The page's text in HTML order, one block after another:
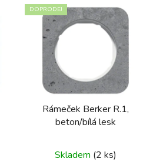
DOPRODEJ
Rámeček Berker R.1,
beton/bílá lesk
Skladem (2 ks)